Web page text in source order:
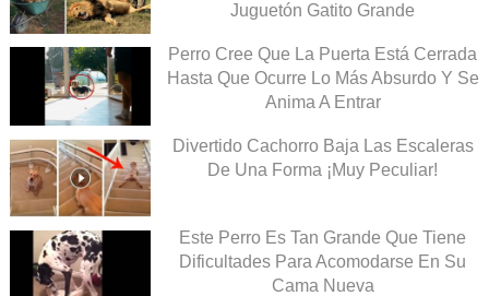
Juguetón Gatito Grande
Perro Cree Que La Puerta Está Cerrada
Hasta Que Ocurre Lo Más Absurdo Y Se
Anima A Entrar
Divertido Cachorro Baja Las Escaleras
De Una Forma ¡Muy Peculiar!
Este Perro Es Tan Grande Que Tiene
Dificultades Para Acomodarse En Su
Cama Nueva